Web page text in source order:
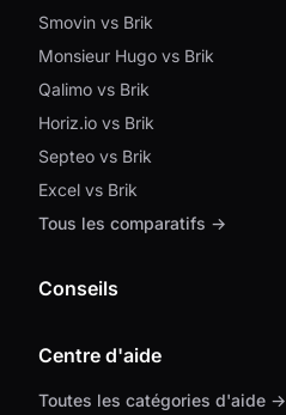
Smovin vs Brik
Monsieur Hugo vs Brik
Qalimo vs Brik
Horiz.io vs Brik
Septeo vs Brik
Excel vs Brik
Tous les comparatifs →
Conseils
Centre d'aide
Toutes les catégories d'aide →